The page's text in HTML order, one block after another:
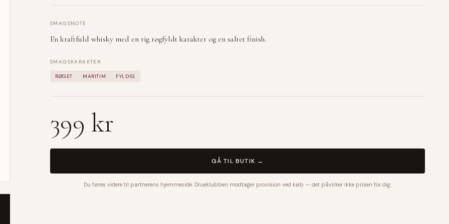
SMAGSNOTE
En kraftfuld whisky med en rig røgfyldt karakter og en saltet finish.
SMAGSKARAKTER
RØGET MARITIM FYLDIG
399 kr
GÅ TIL BUTIK →
Du føres videre til partnerens hjemmeside. Drueklubben modtager provision ved køb — det påvirker ikke prisen for dig.